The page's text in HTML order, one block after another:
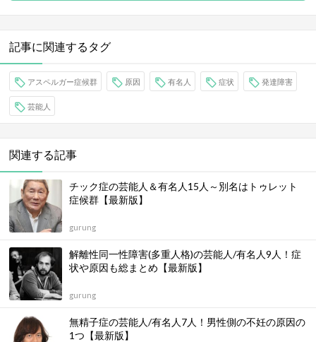
記事に関連するタグ
アスペルガー症候群 原因 有名人 症状 発達障害
芸能人
関連する記事
チック症の芸能人＆有名人15人～別名はトゥレット
症候群【最新版】
gurung
解離性同一性障害(多重人格)の芸能人/有名人9人！症
状や原因も総まとめ【最新版】
gurung
無精子症の芸能人/有名人7人！男性側の不妊の原因の
1つ【最新版】